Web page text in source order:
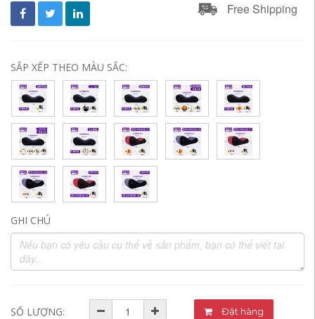
Free Shipping
SẮP XẾP THEO MÀU SẮC:
GHI CHÚ
SỐ LƯỢNG: Đặt hàng